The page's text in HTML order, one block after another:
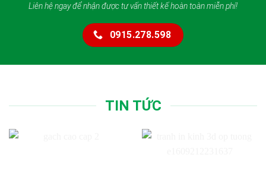
Liên hệ ngay để nhận được tư vấn thiết kế hoàn toàn miễn phí!
0915.278.598
TIN TỨC